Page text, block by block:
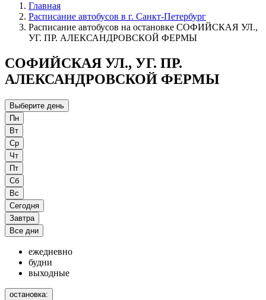
Главная
Расписание автобусов в г. Санкт-Петербург
Расписание автобусов на остановке СОФИЙСКАЯ УЛ.,
УГ. ПР. АЛЕКСАНДРОВСКОЙ ФЕРМЫ
СОФИЙСКАЯ УЛ., УГ. ПР.
АЛЕКСАНДРОВСКОЙ ФЕРМЫ
Выберите день
Пн
Вт
Ср
Чт
Пт
Сб
Вс
Сегодня
Завтра
Все дни
ежедневно
будни
выходные
остановка: